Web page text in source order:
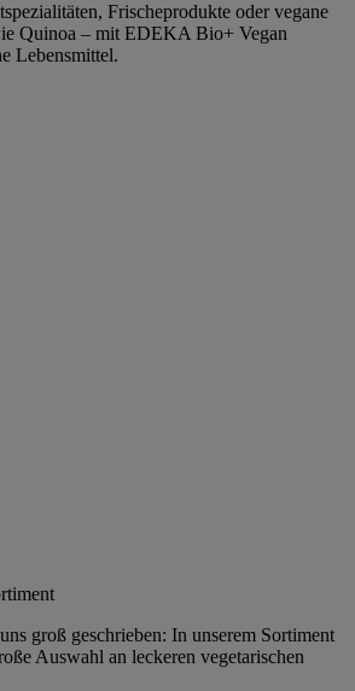
Frischeprodukte oder vegane
Quinoa – mit EDEKA Bio+ Vegan
Lebensmittel.
groß geschrieben: In unserem Sortiment
Auswahl an leckeren vegetarischen